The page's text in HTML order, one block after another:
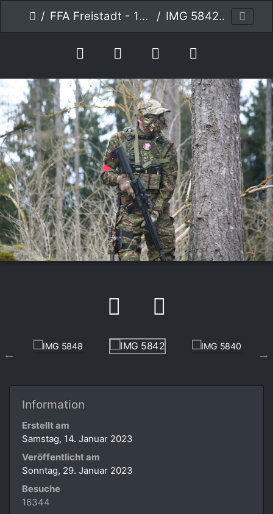
FFA Freistadt - 14.1.2023 IMG 5842
Information
Erstellt am
Samstag, 14. Januar 2023
Veröffentlicht am
Sonntag, 29. Januar 2023
Besuche
16344